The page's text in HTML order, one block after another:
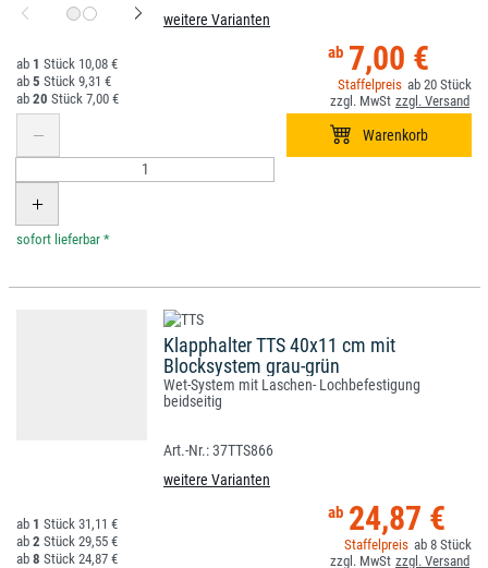
weitere Varianten
7,00 €
20
1
10,08 €
5
9,31 €
20
7,00 €
*
Klapphalter TTS 40x11 cm mit
Blocksystem grau-grün
Wet-System mit Laschen- Lochbefestigung
beidseitig
37TTS866
weitere Varianten
24,87 €
8
1
31,11 €
2
29,55 €
8
24,87 €